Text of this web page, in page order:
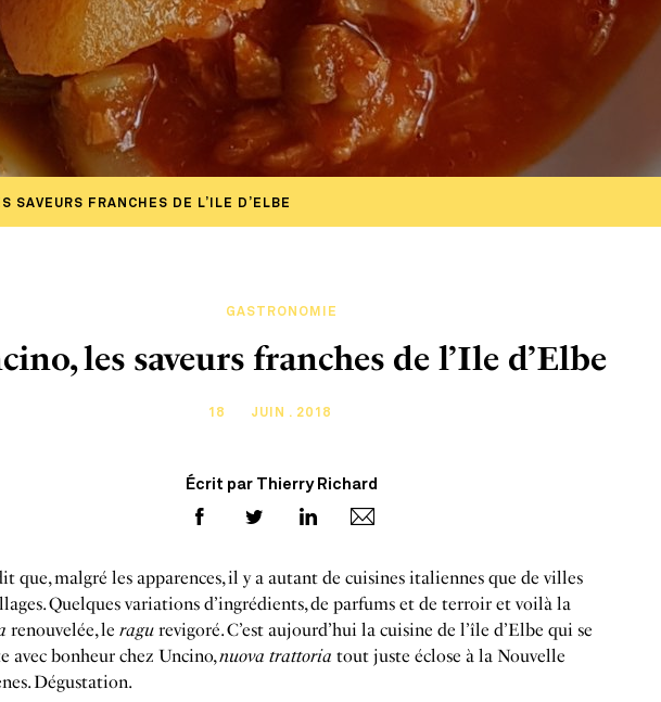
SAVEURS FRANCHES DE L’ILE D’ELBE
GASTRONOMIE
les saveurs franches de l’Ile d’Elbe
18 JUIN . 2018
Écrit par Thierry Richard
que, malgré les apparences, il y a autant de cuisines italiennes que de villes
Quelques variations d’ingrédients, de parfums et de terroir et voilà la
renouvelée, le ragu revigoré. C’est aujourd’hui la cuisine de l’île d’Elbe qui se
avec bonheur chez Uncino,nuova trattoria tout juste éclose à la Nouvelle
Dégustation.